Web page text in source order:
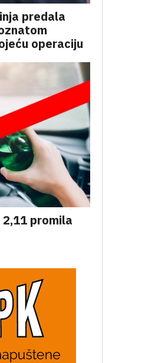
predala
operaciju
promila